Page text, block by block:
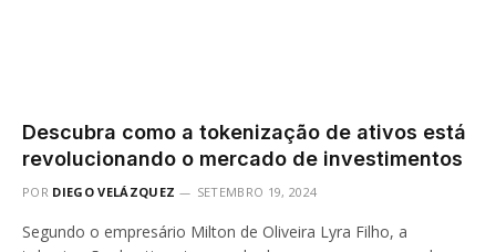
Descubra como a tokenização de ativos está
revolucionando o mercado de investimentos
POR DIEGO VELÁZQUEZ SETEMBRO 19, 2024
Segundo o empresário Milton de Oliveira Lyra Filho, a